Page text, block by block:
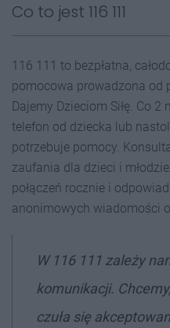
Co to jest 116 111
116 111 to bezpłatna,
pomocowa prowadzona od
Dajemy Dzieciom Siłę. Co
telefon od dziecka lub
potrzebuje pomocy.
zaufania dla dzieci i
połączeń rocznie i
anonimowych wiadomości
W 116 111 zależy
komunikacji.
czuła się